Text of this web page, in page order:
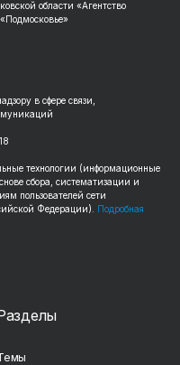
области «Агентство
в сфере связи,
технологии (информационные
сбора, систематизации и
пользователей сети
Федерации). Подробная